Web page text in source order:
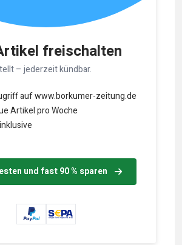
freischalten
– jederzeit kündbar.
auf www.borkumer-zeitung.de
Artikel pro Woche
und fast 90 % sparen